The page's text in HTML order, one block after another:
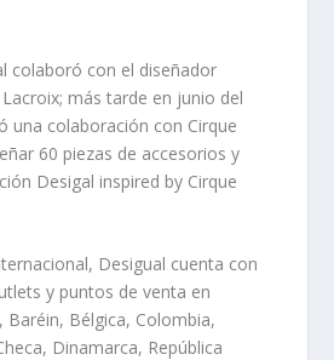
colaboró con el diseñador
más tarde en junio del
una colaboración con Cirque
60 piezas de accesorios y
Desigal inspired by Cirque
Desigual cuenta con
y puntos de venta en
Baréin, Bélgica, Colombia,
Dinamarca, República